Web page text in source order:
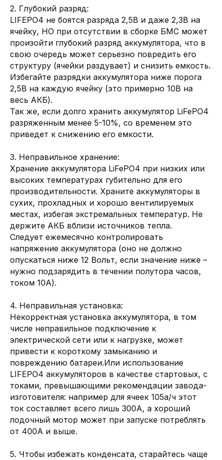
2. Глубокий разряд:
LIFEPO4 не боятся разряда 2,5В и даже 2,3В на
ячейку, НО при отсутствии в сборке БМС может
произойти глубокий разряд аккумулятора, что в
свою очередь может серьезно повредить его
структуру (ячейки раздувает) и снизить емкость.
Избегайте разрядки аккумулятора ниже порога
2,5В на каждую ячейку (это примерно 10В на
весь АКБ).
Так же, если долго хранить аккумулятор LiFePO4
разряженным менее 5-10%, со временем это
приведет к снижению его емкости.
3. Неправильное хранение:
Хранение аккумулятора LiFePO4 при низких или
высоких температурах губительно для его
производительности. Храните аккумуляторы в
сухих, прохладных и хорошо вентилируемых
местах, избегая экстремальных температур. Не
держите АКБ вблизи источников тепла.
Следует ежемесячно контролировать
напряжение аккумулятора (оно не должно
опускаться ниже 12 Вольт, если значение ниже –
нужно подзарядить в течении полутора часов,
током 10А).
4. Неправильная установка:
Некорректная установка аккумулятора, в том
числе неправильное подключение к
электрической сети или к нагрузке, может
привести к короткому замыканию и
повреждению батареи.Или использование
LIFEPO4 аккумуляторов в качестве стартовых, с
токами, превышающими рекомендации завода-
изготовителя: например для ячеек 105а/ч этот
ток составляет всего лишь 300А, а хороший
лодочный мотор может при запуске потреблять
от 400А и выше.
5. Чтобы избежать конденсата, старайтесь чаще
Подобрать литий-железо-фосфатные
аккумуляторы различной емкости
LIFePO4 аккумуляторы